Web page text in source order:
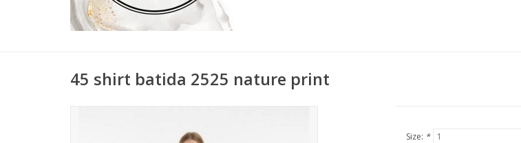
45 shirt batida 2525 nature print
Size: *